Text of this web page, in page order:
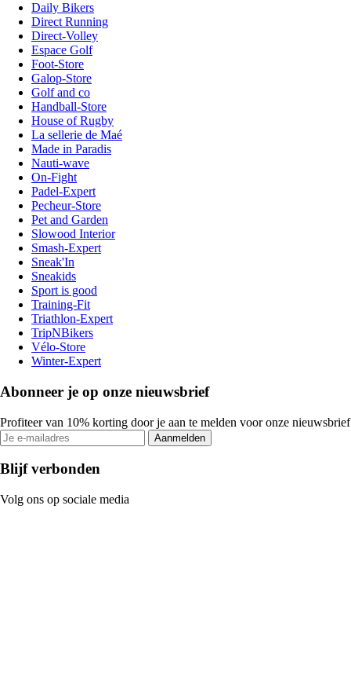
Daily Bikers
Direct Running
Direct-Volley
Espace Golf
Foot-Store
Galop-Store
Golf and co
Handball-Store
House of Rugby
La sellerie de Maé
Made in Paradis
Nauti-wave
On-Fight
Padel-Expert
Pecheur-Store
Pet and Garden
Slowood Interior
Smash-Expert
Sneak'In
Sneakids
Sport is good
Training-Fit
Triathlon-Expert
TripNBikers
Vélo-Store
Winter-Expert
Abonneer je op onze nieuwsbrief
Profiteer van 10% korting door je aan te melden voor onze nieuwsbrief
Aanmelden
Blijf verbonden
Volg ons op sociale media